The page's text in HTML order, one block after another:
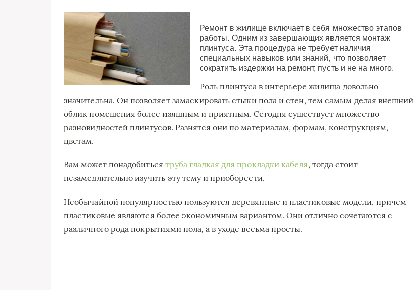
Ремонт в жилище включает в себя множество этапов
работы. Одним из завершающих является монтаж
плинтуса. Эта процедура не требует наличия
специальных навыков или знаний, что позволяет
сократить издержки на ремонт, пусть и не на много.
Роль плинтуса в интерьере жилища довольно
значительна. Он позволяет замаскировать стыки пола и стен, тем самым делая внешний
облик помещения более изящным и приятным. Сегодня существует множество
разновидностей плинтусов. Разнятся они по материалам, формам, конструкциям,
цветам.
Вам может понадобиться труба гладкая для прокладки кабеля, тогда стоит
незамедлительно изучить эту тему и приоборести.
Необычайной популярностью пользуются деревянные и пластиковые модели, причем
пластиковые являются более экономичным вариантом. Они отлично сочетаются с
различного рода покрытиями пола, а в уходе весьма просты.